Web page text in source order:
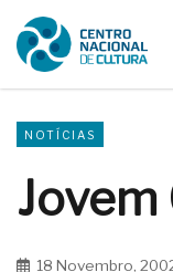
NOTÍCIAS
Jovem
18 Novembro,